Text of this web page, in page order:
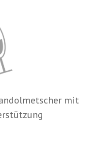
mit